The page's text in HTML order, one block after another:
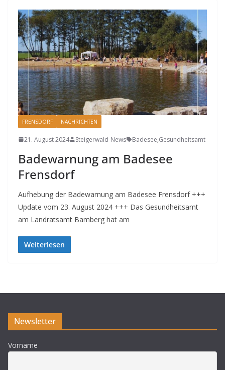
FRENSDORF NACHRICHTEN
21. August 2024 Steigerwald-News Badesee,Gesundheitsamt
Badewarnung am Badesee
Frensdorf
Aufhebung der Badewarnung am Badesee Frensdorf +++
Update vom 23. August 2024 +++ Das Gesundheitsamt
am Landratsamt Bamberg hat am
Weiterlesen
Newsletter
Vorname